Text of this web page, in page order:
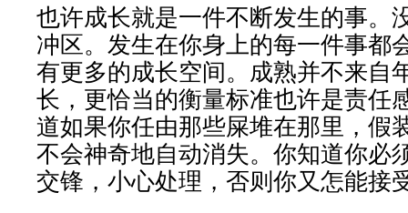
也许成长就是一件不断发生的事。
冲区。发生在你身上的每一件事都
有更多的成长空间。成熟并不来自
长，更恰当的衡量标准也许是责任
道如果你任由那些屎堆在那里，假
不会神奇地自动消失。你知道你必
交锋，小心处理，否则你又怎能接